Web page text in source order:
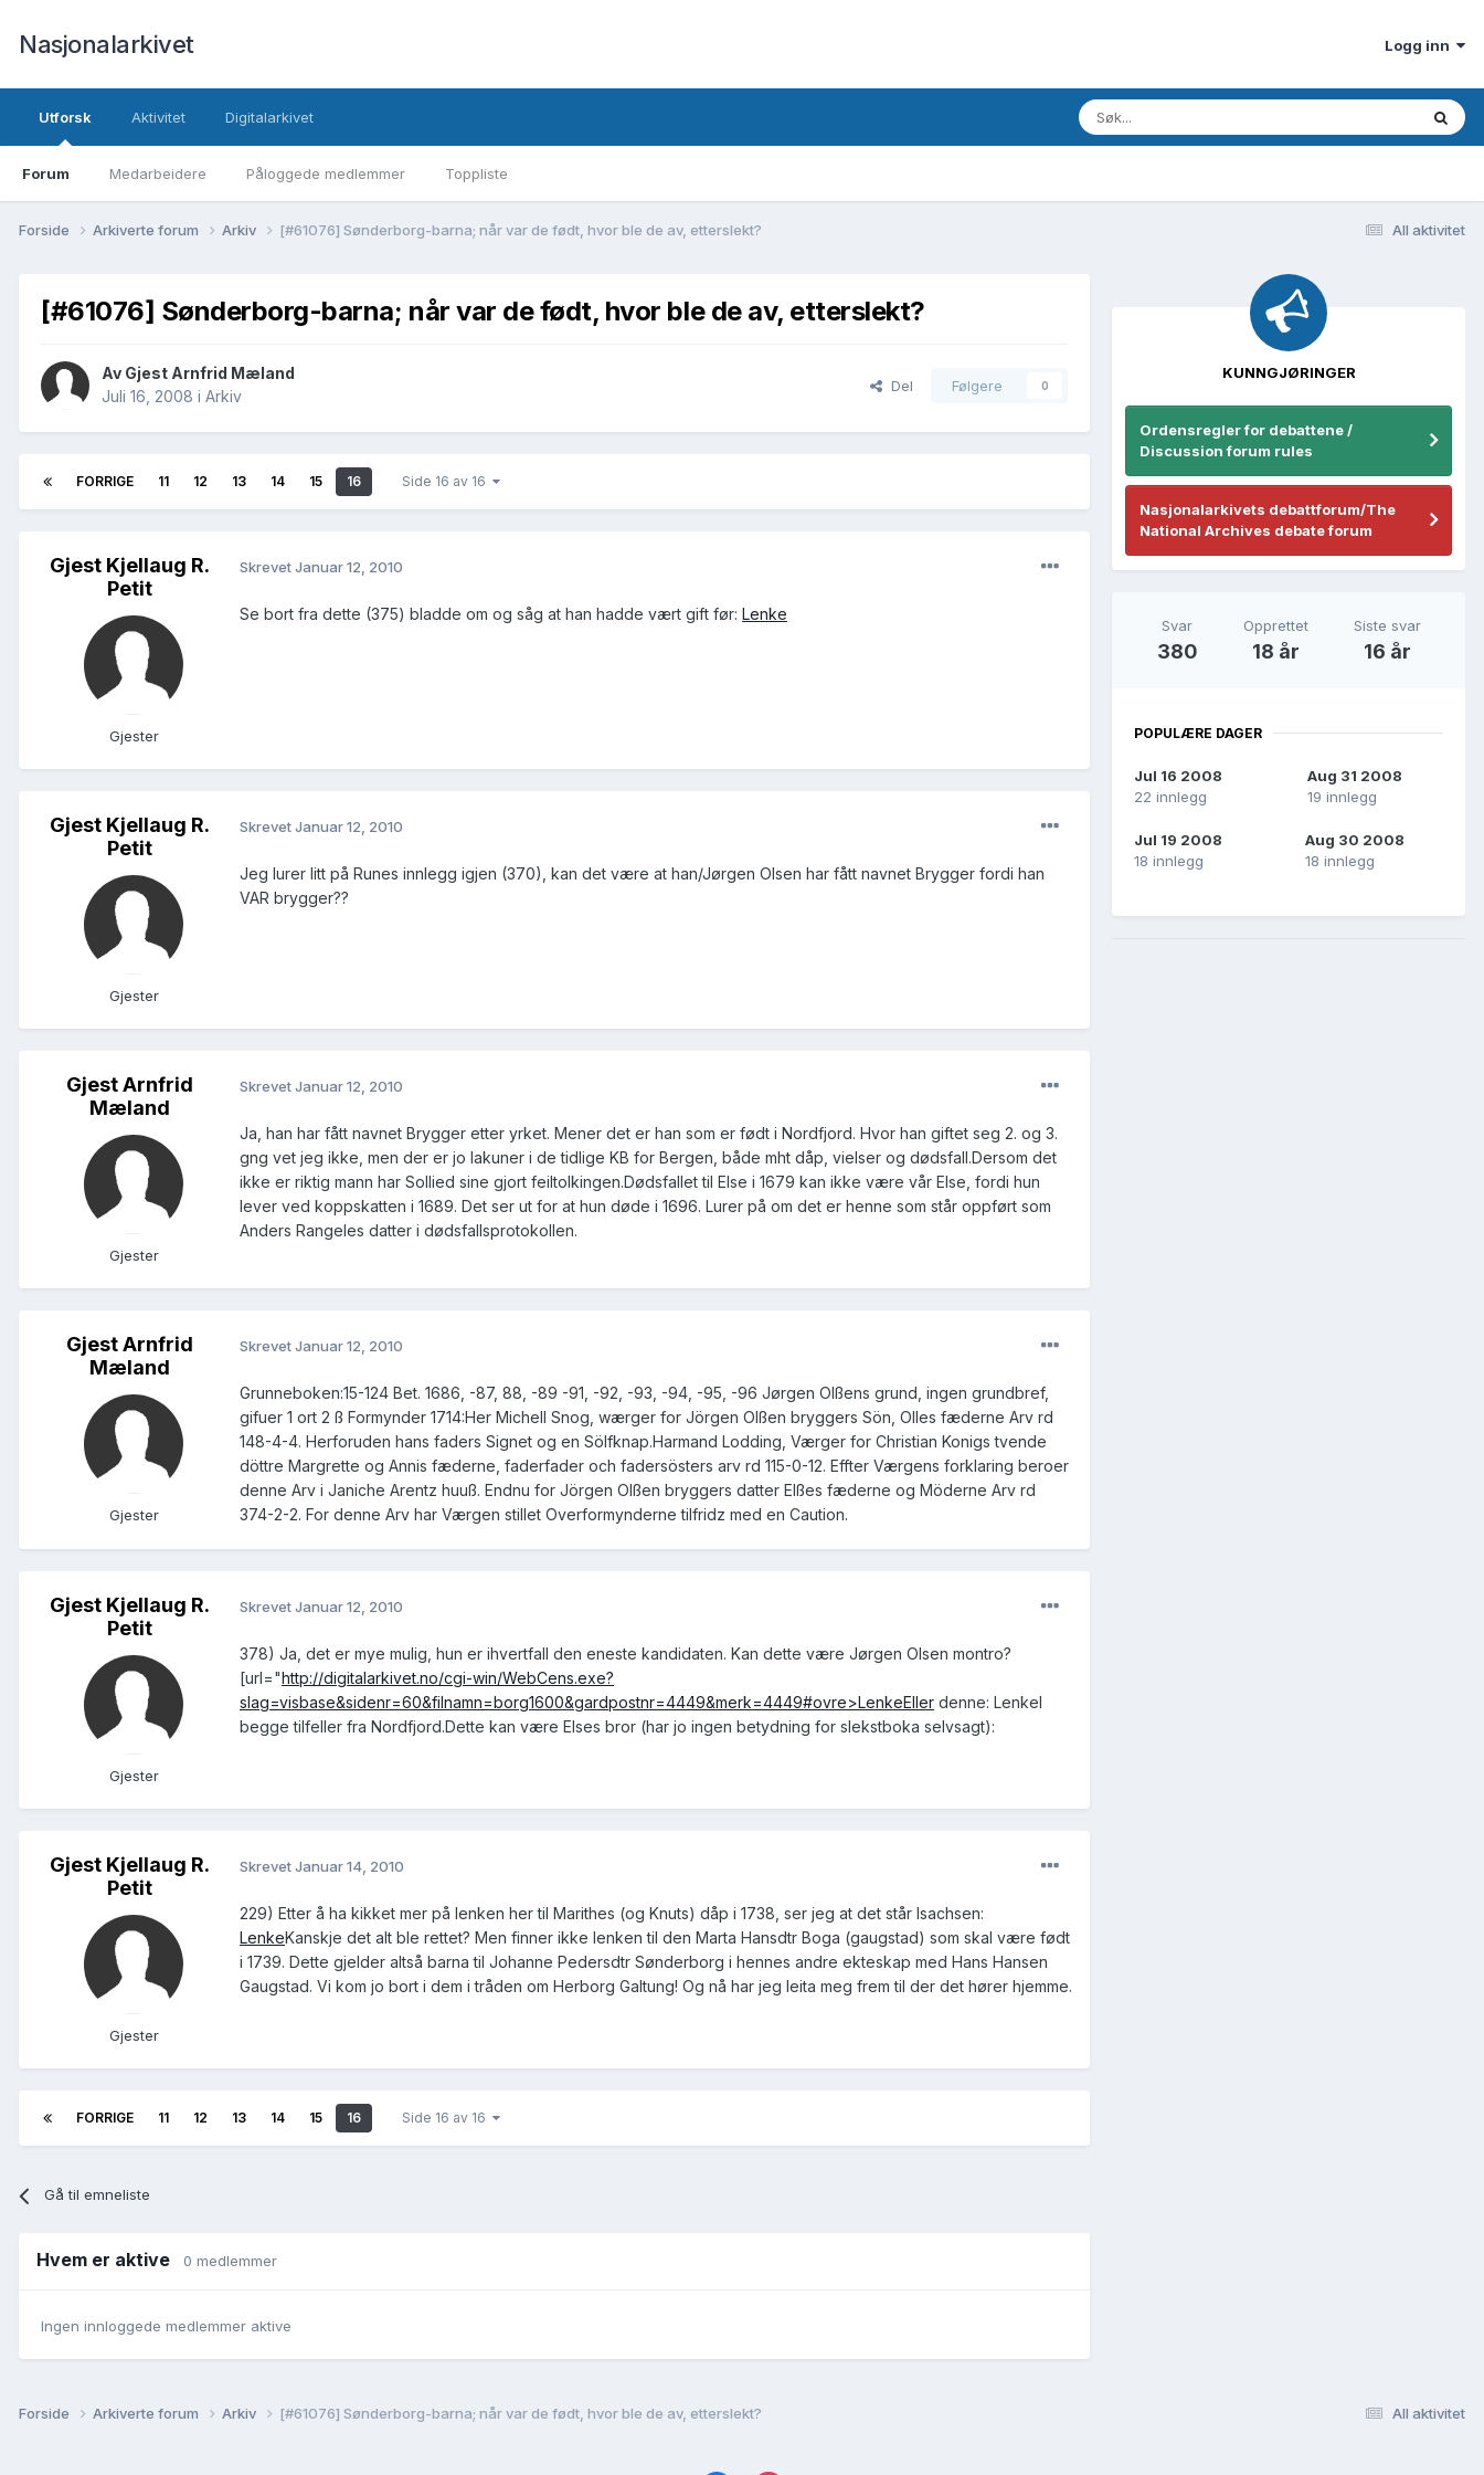
Nasjonalarkivet Logg inn
Utforsk
Forum Medarbeidere Påloggede medlemmer Toppliste
Aktivitet Digitalarkivet
All aktivitet
Forside Arkiverte forum Arkiv [#61076] Sønderborg-barna; når var de født, hvor ble de av, etterslekt?
[#61076] Sønderborg-barna; når var de født, hvor ble de av, etterslekt?
Av Gjest Arnfrid Mæland
Juli 16, 2008 i Arkiv
Del Følgere 0
FORRIGE 11 12 13 14 15 16 Side 16 av 16
Gjest Kjellaug R.
Petit
Gjester
SkrevetJanuar 12, 2010
Se bort fra dette (375) bladde om og såg at han hadde vært gift før: Lenke
Gjest Kjellaug R.
Petit
Gjester
SkrevetJanuar 12, 2010
Jeg lurer litt på Runes innlegg igjen (370), kan det være at han/Jørgen Olsen har fått navnet Brygger fordi han
VAR brygger??
Gjest Arnfrid
Mæland
Gjester
SkrevetJanuar 12, 2010
Ja, han har fått navnet Brygger etter yrket. Mener det er han som er født i Nordfjord. Hvor han giftet seg 2. og 3.
gng vet jeg ikke, men der er jo lakuner i de tidlige KB for Bergen, både mht dåp, vielser og dødsfall.Dersom det
ikke er riktig mann har Sollied sine gjort feiltolkingen.Dødsfallet til Else i 1679 kan ikke være vår Else, fordi hun
lever ved koppskatten i 1689. Det ser ut for at hun døde i 1696. Lurer på om det er henne som står oppført som
Anders Rangeles datter i dødsfallsprotokollen.
Gjest Arnfrid
Mæland
Gjester
SkrevetJanuar 12, 2010
Grunneboken:15-124 Bet. 1686, -87, 88, -89 -91, -92, -93, -94, -95, -96 Jørgen Olßens grund, ingen grundbref,
gifuer 1 ort 2 ß Formynder 1714:Her Michell Snog, wærger for Jörgen Olßen bryggers Sön, Olles fæderne Arv rd
148-4-4. Herforuden hans faders Signet og en Sölfknap.Harmand Lodding, Værger for Christian Konigs tvende
döttre Margrette og Annis fæderne, faderfader och fadersösters arv rd 115-0-12. Effter Værgens forklaring beroer
denne Arv i Janiche Arentz huuß. Endnu for Jörgen Olßen bryggers datter Elßes fæderne og Möderne Arv rd
374-2-2. For denne Arv har Værgen stillet Overformynderne tilfridz med en Caution.
Gjest Kjellaug R.
Petit
Gjester
SkrevetJanuar 12, 2010
378) Ja, det er mye mulig, hun er ihvertfall den eneste kandidaten. Kan dette være Jørgen Olsen montro?
[url="http://digitalarkivet.no/cgi-win/WebCens.exe?
slag=visbase&sidenr=60&filnamn=borg1600&gardpostnr=4449&merk=4449#ovre>LenkeEller denne: LenkeI
begge tilfeller fra Nordfjord.Dette kan være Elses bror (har jo ingen betydning for slekstboka selvsagt):
Gjest Kjellaug R.
Petit
Gjester
SkrevetJanuar 14, 2010
229) Etter å ha kikket mer på lenken her til Marithes (og Knuts) dåp i 1738, ser jeg at det står Isachsen:
LenkeKanskje det alt ble rettet? Men finner ikke lenken til den Marta Hansdtr Boga (gaugstad) som skal være født
i 1739. Dette gjelder altså barna til Johanne Pedersdtr Sønderborg i hennes andre ekteskap med Hans Hansen
Gaugstad. Vi kom jo bort i dem i tråden om Herborg Galtung! Og nå har jeg leita meg frem til der det hører hjemme.
FORRIGE 11 12 13 14 15 16 Side 16 av 16
Gå til emneliste
Hvem er aktive 0 medlemmer
Ingen innloggede medlemmer aktive
KUNNGJØRINGER
Ordensregler for debattene /
Discussion forum rules
Nasjonalarkivets debattforum/The
National Archives debate forum
Svar
380
Opprettet
18 år
Siste svar
16 år
POPULÆRE DAGER
Jul 16 2008
22 innlegg
Aug 31 2008
19 innlegg
Jul 19 2008
18 innlegg
Aug 30 2008
18 innlegg
All aktivitet
Forside Arkiverte forum Arkiv [#61076] Sønderborg-barna; når var de født, hvor ble de av, etterslekt?